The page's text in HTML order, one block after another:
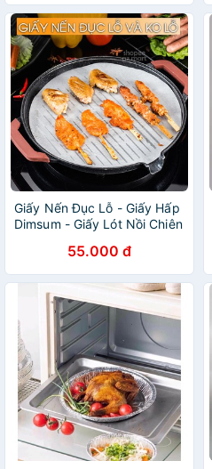
Giấy Nến Đục Lỗ - Giấy Hấp
Dimsum - Giấy Lót Nồi Chiên
55.000 đ